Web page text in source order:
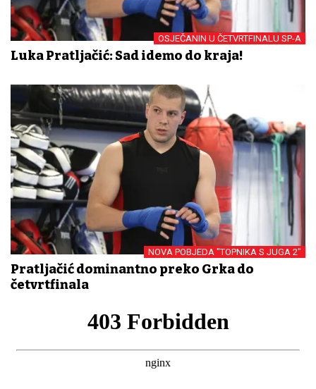
OSJEČANIN U ČETVRTFINALU SP-A
Luka Pratljačić: Sad idemo do kraja!
NOVA POBJEDA "TOPNIKA S JUGA 2"
Pratljačić dominantno preko Grka do
četvrtfinala